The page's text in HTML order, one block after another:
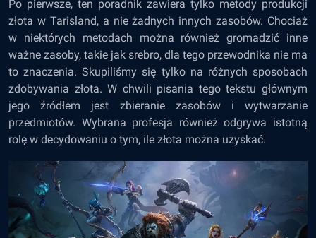
Po pierwsze, ten poradnik zawiera tylko metody produkcji
złota w Tarisland, a nie żadnych innych zasobów. Chociaż
w niektórych metodach można również gromadzić inne
ważne zasoby, takie jak srebro, dla tego przewodnika nie ma
to znaczenia. Skupiliśmy się tylko na różnych sposobach
zdobywania złota. W chwili pisania tego tekstu głównym
jego źródłem jest zbieranie zasobów i wytwarzanie
przedmiotów. Wybrana profesja również odgrywa istotną
rolę w decydowaniu o tym, ile złota można uzyskać.